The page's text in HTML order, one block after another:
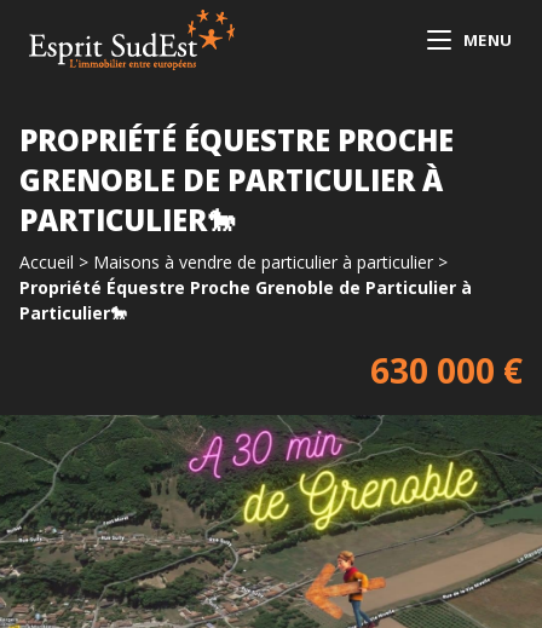
MENU
PROPRIÉTÉ ÉQUESTRE PROCHE
GRENOBLE DE PARTICULIER À
PARTICULIER🐎
Accueil > Maisons à vendre de particulier à particulier >
Propriété Équestre Proche Grenoble de Particulier à
Particulier🐎
630 000 €